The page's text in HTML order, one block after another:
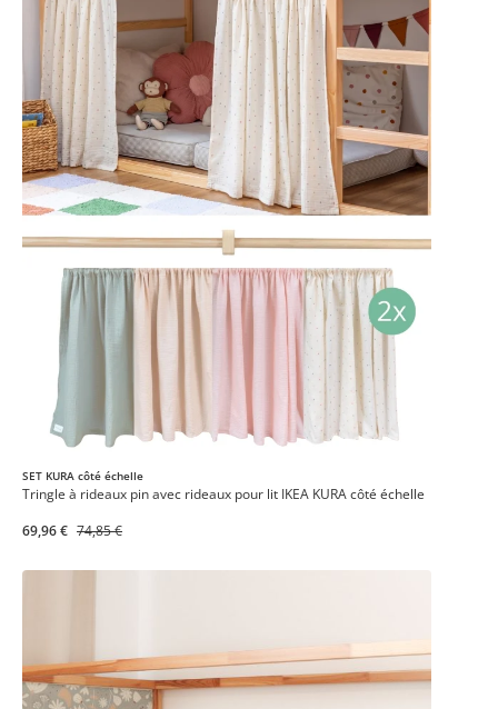
SET KURA côté échelle
Tringle à rideaux pin avec rideaux pour lit IKEA KURA côté échelle
69,96 € 74,85 €